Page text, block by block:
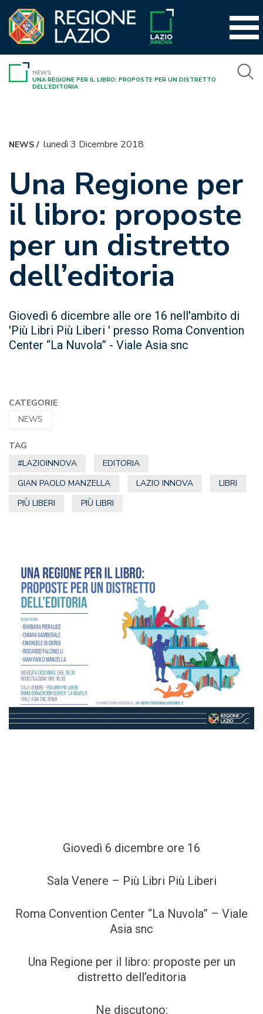
contenuto
NEWS
UNA REGIONE PER IL LIBRO: PROPOSTE PER UN DISTRETTO
DELL’EDITORIA
NEWS/ lunedì 3 Dicembre 2018
Una Regione per
il libro: proposte
per un distretto
dell’editoria
Giovedì 6 dicembre alle ore 16 nell'ambito di
'Più Libri Più Liberi ' presso Roma Convention
Center “La Nuvola” - Viale Asia snc
CATEGORIE
NEWS
TAG
#LAZIOINNOVA
EDITORIA
GIAN PAOLO MANZELLA
LAZIO INNOVA
LIBRI
PIÙ LIBERI
PIÙ LIBRI
Giovedì 6 dicembre ore 16
Sala Venere – Più Libri Più Liberi
Roma Convention Center “La Nuvola” – Viale
Asia snc
Una Regione per il libro: proposte per un
distretto dell’editoria
Ne discutono: